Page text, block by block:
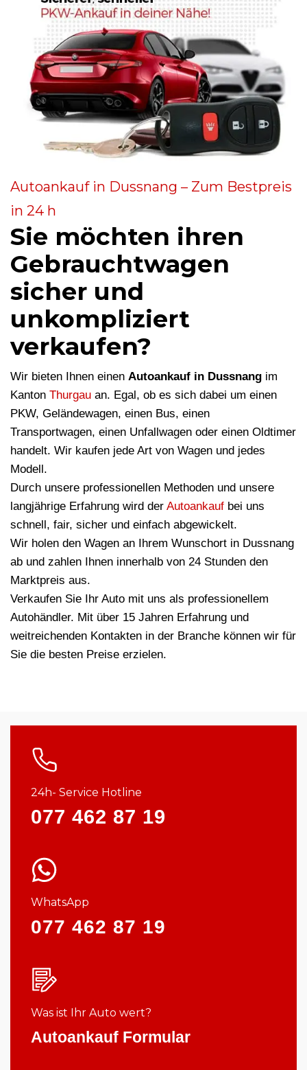
Autoankauf in Dussnang – Zum Bestpreis
in 24 h
Sie möchten ihren
Gebrauchtwagen
sicher und
unkompliziert
verkaufen?
Wir bieten Ihnen einen Autoankauf in Dussnang im
Kanton Thurgau an. Egal, ob es sich dabei um einen
PKW, Geländewagen, einen Bus, einen
Transportwagen, einen Unfallwagen oder einen Oldtimer
handelt. Wir kaufen jede Art von Wagen und jedes
Modell.
Durch unsere professionellen Methoden und unsere
langjährige Erfahrung wird der Autoankauf bei uns
schnell, fair, sicher und einfach abgewickelt.
Wir holen den Wagen an Ihrem Wunschort in Dussnang
ab und zahlen Ihnen innerhalb von 24 Stunden den
Marktpreis aus.
Verkaufen Sie Ihr Auto mit uns als professionellem
Autohändler. Mit über 15 Jahren Erfahrung und
weitreichenden Kontakten in der Branche können wir für
Sie die besten Preise erzielen.
24h- Service Hotline
077 462 87 19
WhatsApp
077 462 87 19
Was ist Ihr Auto wert?
Autoankauf Formular